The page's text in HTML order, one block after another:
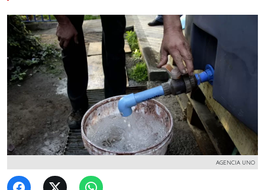
AGENCIA UNO